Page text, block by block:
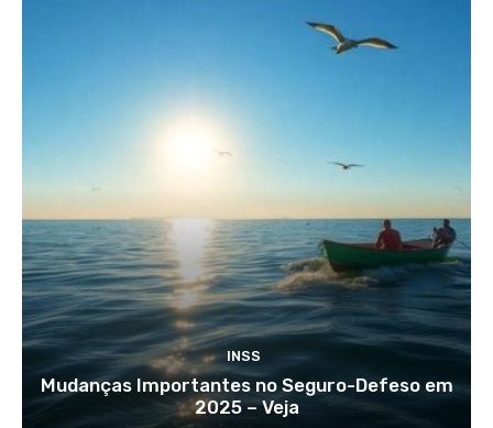
INSS
Mudanças Importantes no Seguro-Defeso em
2025 – Veja